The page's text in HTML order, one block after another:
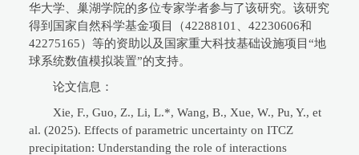
华大学、巢湖学院的多位专家学者参与了该研究。该研究
得到国家自然科学基金项目（42288101、42230606和
42275165）等的资助以及国家重大科技基础设施项目“地
球系统数值模拟装置”的支持。
论文信息：
Xie, F., Guo, Z., Li, L.*, Wang, B., Xue, W., Pu, Y., et
al. (2025). Effects of parametric uncertainty on ITCZ
precipitation: Understanding the role of interactions